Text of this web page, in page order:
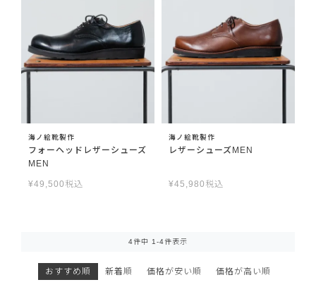
海ノ絵靴製作
フォーヘッドレザーシューズ
MEN
¥49,500 税込
海ノ絵靴製作
レザーシューズMEN
¥45,980 税込
おすすめ順 新着順 価格が安い順 価格が高い順
4件中 1 -4件表示